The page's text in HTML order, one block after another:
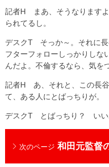
記者H まあ、そうなります
られてるし。
デスクT そっか～。それに
フターフォローしっかりしな
んだよ。不倫するなら、気を
記者H あ、それと、この長
て、ある人にとばっちりが。
デスクT とばっちり？ いい
次のページ 和田元監督